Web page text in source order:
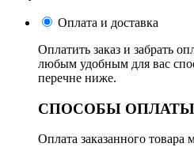
Оплата и доставка
Оплатить заказ и забрать
любым удобным для вас
перечне ниже.
СПОСОБЫ ОПЛАТЫ
Оплата заказанного товара